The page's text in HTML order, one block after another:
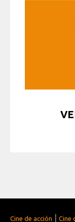
Cine de acción | Cine